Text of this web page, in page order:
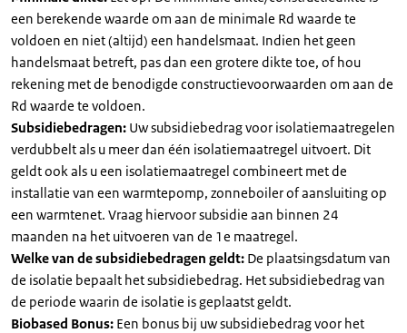
een berekende waarde om aan de minimale Rd waarde te
voldoen en niet (altijd) een handelsmaat. Indien het geen
handelsmaat betreft, pas dan een grotere dikte toe, of hou
rekening met de benodigde constructievoorwaarden om aan de
Rd waarde te voldoen.
Subsidiebedragen: Uw subsidiebedrag voor isolatiemaatregelen
verdubbelt als u meer dan één isolatiemaatregel uitvoert. Dit
geldt ook als u een isolatiemaatregel combineert met de
installatie van een warmtepomp, zonneboiler of aansluiting op
een warmtenet. Vraag hiervoor subsidie aan binnen 24
maanden na het uitvoeren van de 1e maatregel.
Welke van de subsidiebedragen geldt: De plaatsingsdatum van
de isolatie bepaalt het subsidiebedrag. Het subsidiebedrag van
de periode waarin de isolatie is geplaatst geldt.
Biobased Bonus: Een bonus bij uw subsidiebedrag voor het